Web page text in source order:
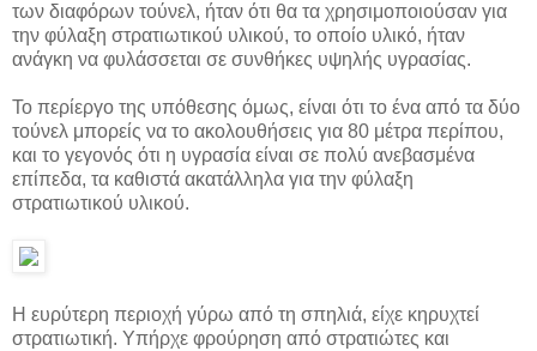
των διαφόρων τούνελ, ήταν ότι θα τα χρησιμοποιούσαν για
την φύλαξη στρατιωτικού υλικού, το οποίο υλικό, ήταν
ανάγκη να φυλάσσεται σε συνθήκες υψηλής υγρασίας.
Το περίεργο της υπόθεσης όμως, είναι ότι το ένα από τα δύο
τούνελ μπορείς να το ακολουθήσεις για 80 μέτρα περίπου,
και το γεγονός ότι η υγρασία είναι σε πολύ ανεβασμένα
επίπεδα, τα καθιστά ακατάλληλα για την φύλαξη
στρατιωτικού υλικού.
Η ευρύτερη περιοχή γύρω από τη σπηλιά, είχε κηρυχτεί
στρατιωτική. Υπήρχε φρούρηση από στρατιώτες και